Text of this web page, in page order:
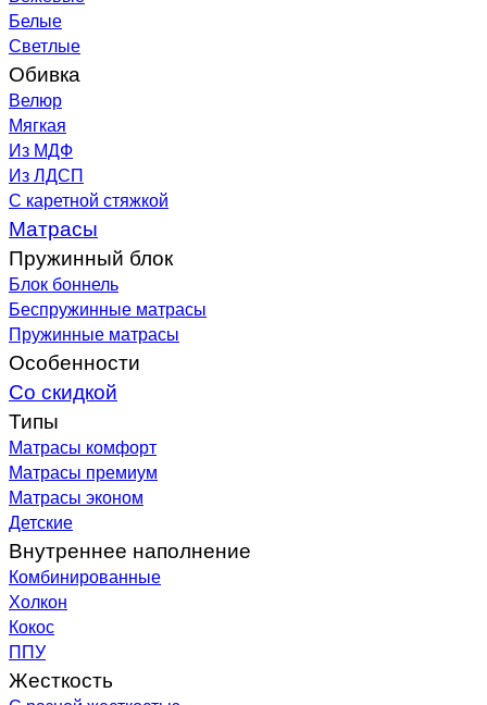
Белые
Светлые
Обивка
Велюр
Мягкая
Из МДФ
Из ЛДСП
С каретной стяжкой
Матрасы
Пружинный блок
Блок боннель
Беспружинные матрасы
Пружинные матрасы
Особенности
Со скидкой
Типы
Матрасы комфорт
Матрасы премиум
Матрасы эконом
Детские
Внутреннее наполнение
Комбинированные
Холкон
Кокос
ППУ
Жесткость